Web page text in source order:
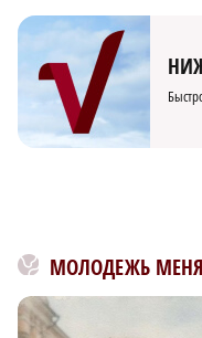
МОЛОДЕЖЬ